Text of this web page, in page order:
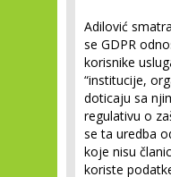
Adilović
se GDPR
korisnike
“institucije,
doticaju sa
regulativu o
se ta uredba
koje nisu
koriste